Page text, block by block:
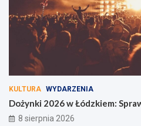
KULTURA WYDARZENIA
Dożynki 2026 w Łódzkiem:
8 sierpnia 2026